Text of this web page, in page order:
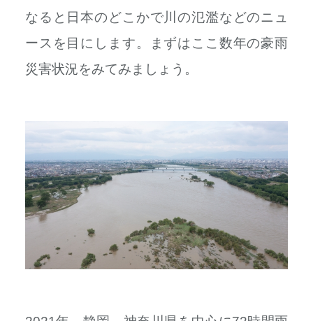
なると日本のどこかで川の氾濫などのニュ
ースを目にします。まずはここ数年の豪雨
災害状況をみてみましょう。